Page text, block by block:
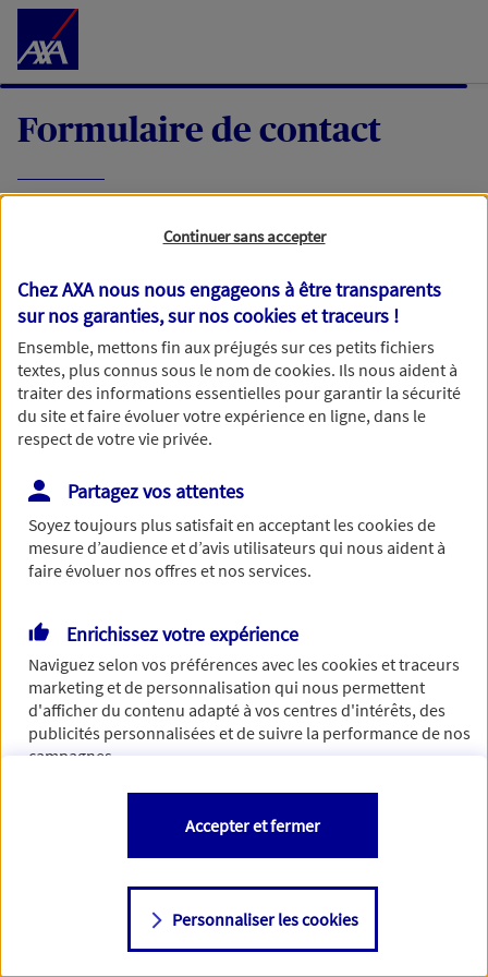
Accéder au Contenu
Formulaire de contact
demande, nous vous répondrons dans les
meilleurs délais par mail ou par téléphone.
Votre message :
Vous disposez de droits sur les informations vous concernant. Pour
plus d’informations,cliquez ici.
Continuer sans accepter
Chez AXA nous nous engageons à être transparents
sur nos garanties, sur noscookies et traceurs !
Ensemble, mettons fin aux préjugés sur ces petits fichiers
textes, plus connus sous le nom decookies. Ils nous aident à
traiter des informations essentielles pour garantir la sécurité
du site et faire évoluer votre expérience en ligne, dans le
respect de votre vie privée.
Partagez vos attentes
Soyez toujours plus satisfait en acceptant lescookiesde
mesure d’audience et d’avis utilisateurs qui nous aident à
faire évoluer nos offres et nos services.
Enrichissez votre expérience
Naviguez selon vos préférences avec lescookies et traceurs
marketing et de personnalisation qui nous permettent
d'afficher du contenu adapté à vos centres d'intérêts, des
publicités personnalisées et de suivre la performance de nos
campagnes.
Vous êtes libre de les accepter, de les refuser comme de
changer d'avis à tout moment en allant sur
Consulter notre politique decookies
Personnaliser les cookies
Accepter et fermer